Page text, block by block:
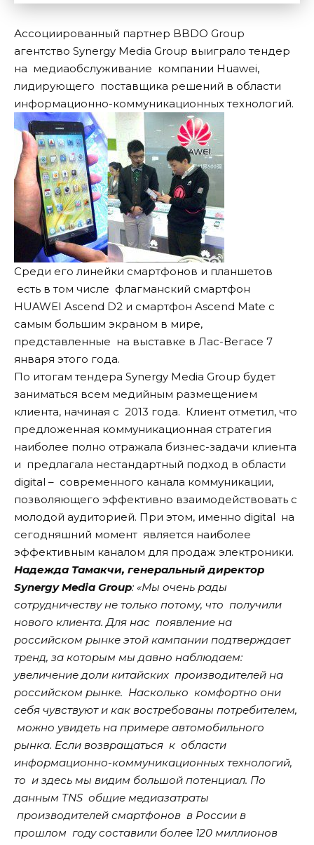
Ассоциированный партнер BBDO Group
агентство Synergy Media Group выиграло тендер
на медиаобслуживание компании Huawei,
лидирующего поставщика решений в области
информационно-коммуникационных технологий.
Среди его линейки смартфонов и планшетов
есть в том числе флагманский смартфон
HUAWEI Ascend D2 и смартфон Ascend Mate с
самым большим экраном в мире,
представленные на выставке в Лас-Вегасе 7
января этого года.
По итогам тендера Synergy Media Group будет
заниматься всем медийным размещением
клиента, начиная с 2013 года. Клиент отметил, что
предложенная коммуникационная стратегия
наиболее полно отражала бизнес-задачи клиента
и предлагала нестандартный подход в области
digital – современного канала коммуникации,
позволяющего эффективно взаимодействовать с
молодой аудиторией. При этом, именно digital на
сегодняшний момент является наиболее
эффективным каналом для продаж электроники.
Надежда Тамакчи, генеральный директор
Synergy Media Group: «Мы очень рады
сотрудничеству не только потому, что получили
нового клиента. Для нас появление на
российском рынке этой кампании подтверждает
тренд, за которым мы давно наблюдаем:
увеличение доли китайских производителей на
российском рынке. Насколько комфортно они
себя чувствуют и как востребованы потребителем,
можно увидеть на примере автомобильного
рынка. Если возвращаться к области
информационно-коммуникационных технологий,
то и здесь мы видим большой потенциал. По
данным TNS общие медиазатраты
производителей смартфонов в России в
прошлом году составили более 120 миллионов